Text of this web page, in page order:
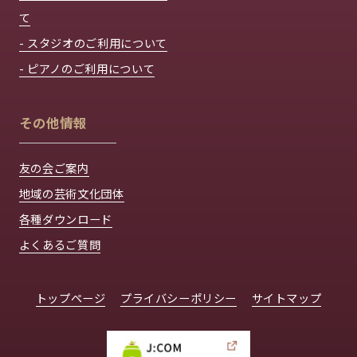
て
- スタジオのご利用について
- ピアノのご利用について
その他情報
友の会ご案内
地域の芸術文化団体
各種ダウンロード
よくあるご質問
トップページ プライバシーポリシー サイトマップ